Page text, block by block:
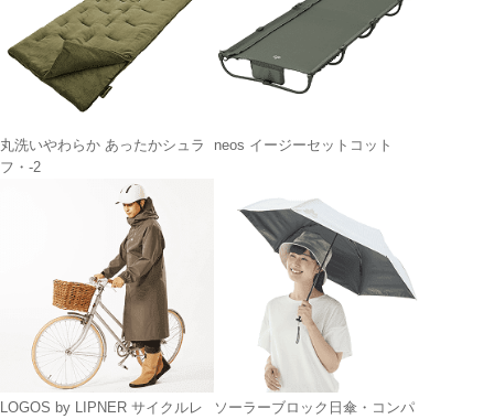
丸洗いやわらか あったかシュラ
フ・-2
neos イージーセットコット
LOGOS by LIPNER サイクルレ
ソーラーブロック日傘・コンパ